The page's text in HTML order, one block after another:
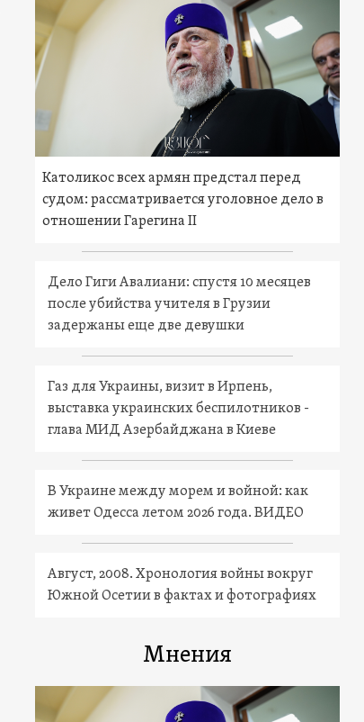
Католикос всех армян предстал перед
судом: рассматривается уголовное дело в
отношении Гарегина II
Дело Гиги Авалиани: спустя 10 месяцев
после убийства учителя в Грузии
задержаны еще две девушки
Газ для Украины, визит в Ирпень,
выставка украинских беспилотников -
глава МИД Азербайджана в Киеве
В Украине между морем и войной: как
живет Одесса летом 2026 года. ВИДЕО
Август, 2008. Хронология войны вокруг
Южной Осетии в фактах и фотографиях
Мнения